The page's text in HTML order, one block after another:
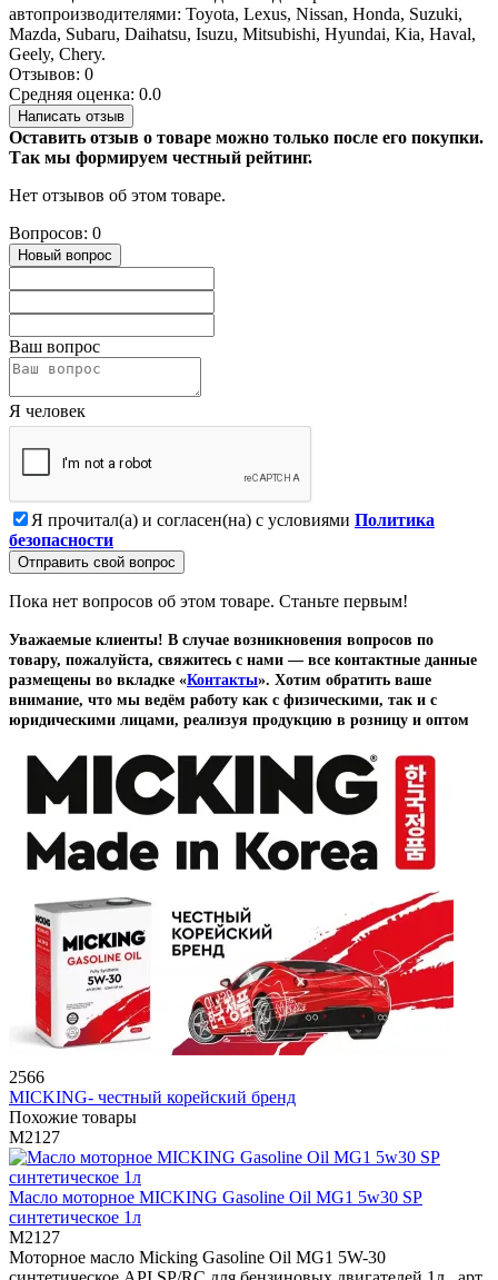
автопроизводителями: Toyota, Lexus, Nissan, Honda, Suzuki,
Mazda, Subaru, Daihatsu, Isuzu, Mitsubishi, Hyundai, Kia, Haval,
Geely, Chery.
Отзывов: 0
Средняя оценка: 0.0
Написать отзыв
Оставить отзыв о товаре можно только после его покупки.
Так мы формируем честный рейтинг.
Нет отзывов об этом товаре.
Вопросов: 0
Новый вопрос
Ваш вопрос
Я человек
Я прочитал(а) и согласен(на) с условиями Политика
безопасности
Отправить свой вопрос
Пока нет вопросов об этом товаре. Станьте первым!
Уважаемые клиенты! В случае возникновения вопросов по
товару, пожалуйста, свяжитесь с нами — все контактные данные
размещены во вкладке «Контакты». Хотим обратить ваше
внимание, что мы ведём работу как с физическими, так и с
юридическими лицами, реализуя продукцию в розницу и оптом
2566
MICKING- честный корейский бренд
Похожие товары
M2127
Масло моторное MICKING Gasoline Oil MG1 5w30 SP
синтетическое 1л
M2127
Моторное масло Micking Gasoline Oil MG1 5W-30